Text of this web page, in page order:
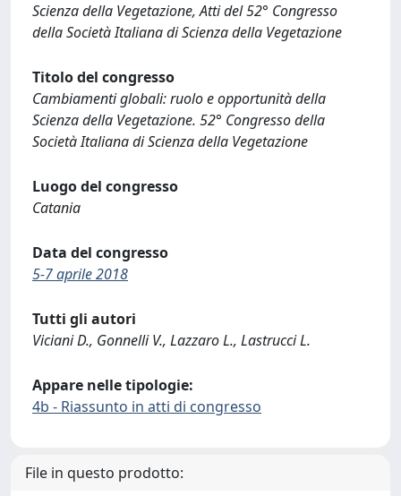
Scienza della Vegetazione, Atti del 52° Congresso
della Società Italiana di Scienza della Vegetazione
Titolo del congresso
Cambiamenti globali: ruolo e opportunità della
Scienza della Vegetazione. 52° Congresso della
Società Italiana di Scienza della Vegetazione
Luogo del congresso
Catania
Data del congresso
5-7 aprile 2018
Tutti gli autori
Viciani D., Gonnelli V., Lazzaro L., Lastrucci L.
Appare nelle tipologie:
4b - Riassunto in atti di congresso
File in questo prodotto: